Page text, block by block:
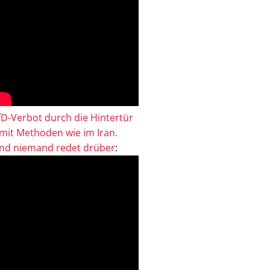
Verbot durch die Hintertür
Methoden wie im Iran.
niemand redet drüber: